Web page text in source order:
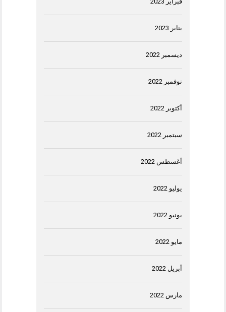
يناير 2023
ديسمبر 2022
نوفمبر 2022
أكتوبر 2022
سبتمبر 2022
أغسطس 2022
يوليو 2022
يونيو 2022
مايو 2022
أبريل 2022
مارس 2022